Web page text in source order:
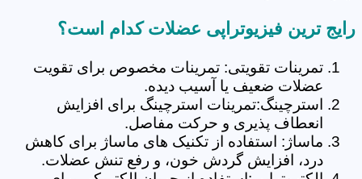
رایج ترین فیزیوتراپی عضلات کدام است؟
تمرینات تقویتی: تمرینات مخصوص برای تقویت
عضلات ضعیف یا آسیب دیده.
استرچینگ:تمرینات استرچینگ برای افزایش
انعطاف پذیری و حرکت مفاصل.
ماساژ: استفاده از تکنیک های ماساژ برای کاهش
درد، افزایش گردش خون، و رفع تنش عضلات.